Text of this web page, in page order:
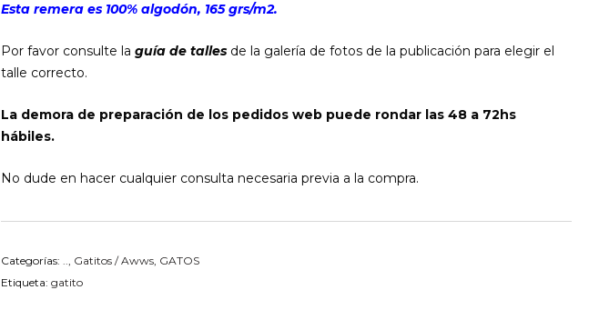
Esta remera es 100% algodón, 165 grs/m2.
Por favor consulte la guía de talles de la galería de fotos de la publicación para elegir el
talle correcto.
La demora de preparación de los pedidos web puede rondar las 48 a 72hs
hábiles.
No dude en hacer cualquier consulta necesaria previa a la compra.
Categorías: .., Gatitos / Awws, GATOS
Etiqueta: gatito